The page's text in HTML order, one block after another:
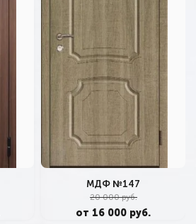
МДФ №147
20 000 руб.
от 16 000 руб.